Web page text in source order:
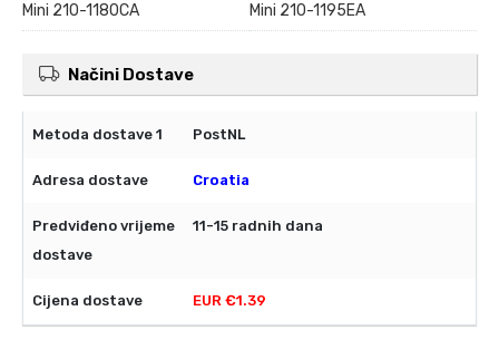
Mini 210-1180CA
Mini 210-1195EA
Načini Dostave
PostNL
Croatia
11-15 radnih dana
EUR €1.39